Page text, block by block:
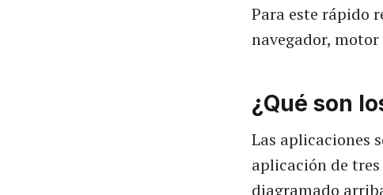
Para este rápido
navegador, motor
¿Qué son
Las aplicaciones
aplicación de
diagramado